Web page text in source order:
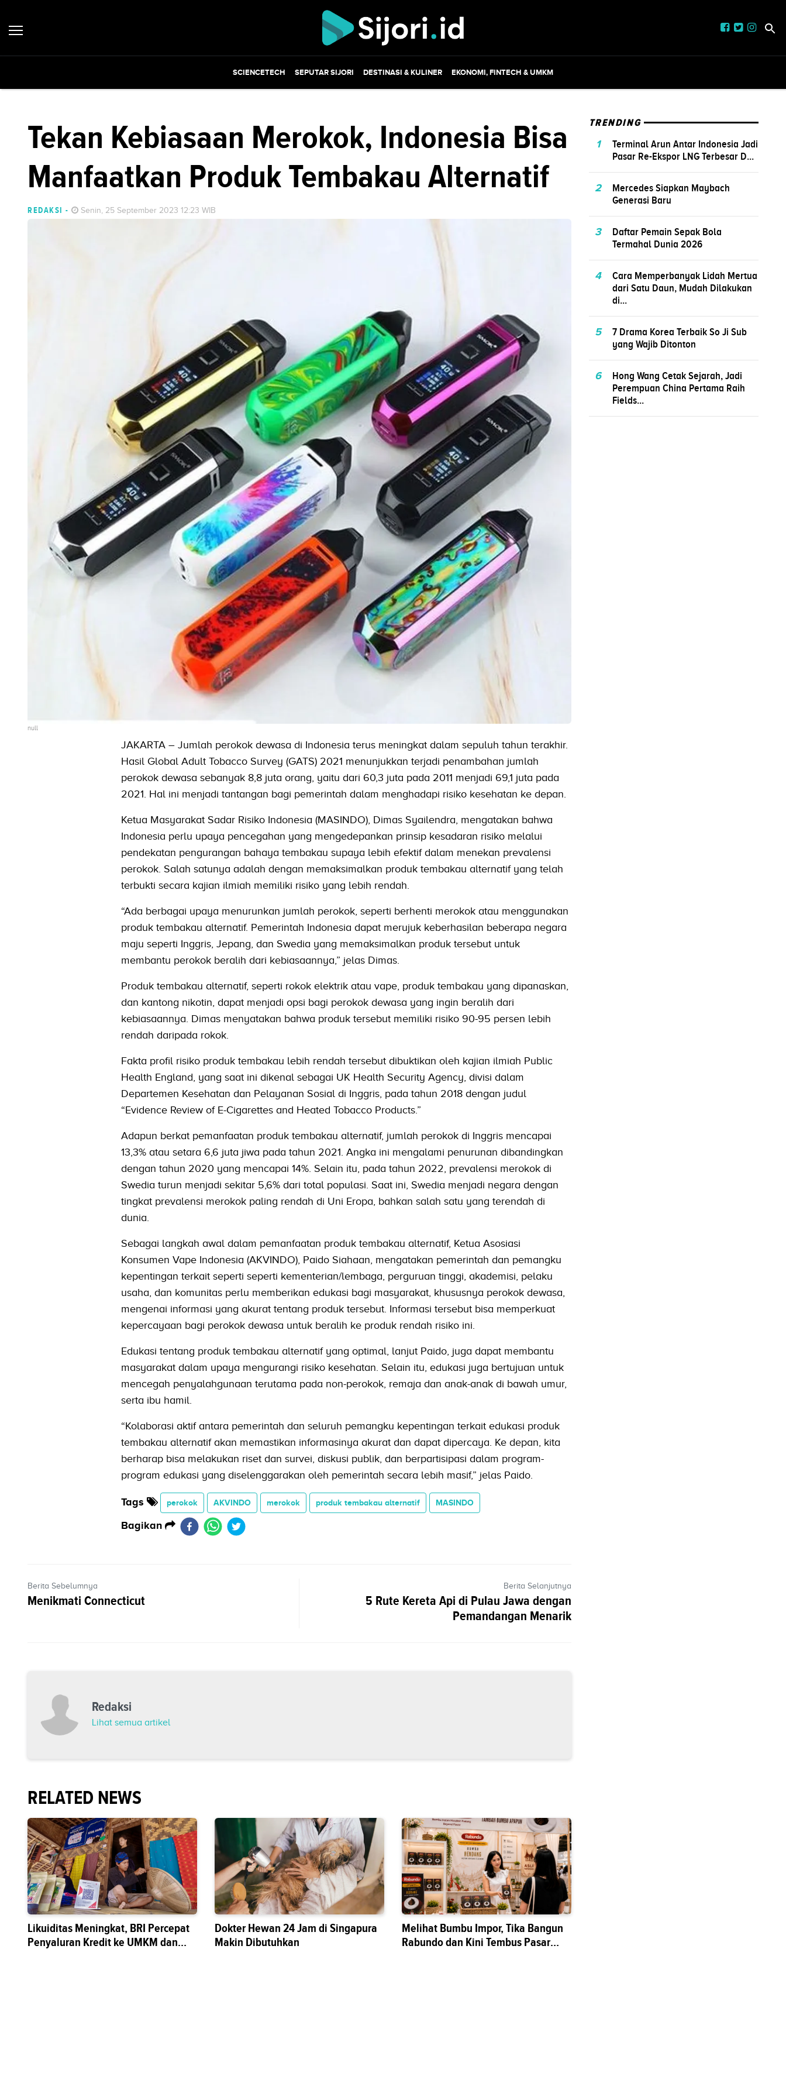
SCIENCETECH SEPUTAR SIJORI DESTINASI & KULINER EKONOMI, FINTECH & UMKM
Tekan Kebiasaan Merokok, Indonesia Bisa
Manfaatkan Produk Tembakau Alternatif
REDAKSI - Senin, 25 September 2023 12:23 WIB
null
JAKARTA – Jumlah perokok dewasa di Indonesia terus meningkat dalam sepuluh tahun terakhir.
Hasil Global Adult Tobacco Survey (GATS) 2021 menunjukkan terjadi penambahan jumlah
perokok dewasa sebanyak 8,8 juta orang, yaitu dari 60,3 juta pada 2011 menjadi 69,1 juta pada
2021. Hal ini menjadi tantangan bagi pemerintah dalam menghadapi risiko kesehatan ke depan.
Ketua Masyarakat Sadar Risiko Indonesia (MASINDO), Dimas Syailendra, mengatakan bahwa
Indonesia perlu upaya pencegahan yang mengedepankan prinsip kesadaran risiko melalui
pendekatan pengurangan bahaya tembakau supaya lebih efektif dalam menekan prevalensi
perokok. Salah satunya adalah dengan memaksimalkan produk tembakau alternatif yang telah
terbukti secara kajian ilmiah memiliki risiko yang lebih rendah.
“Ada berbagai upaya menurunkan jumlah perokok, seperti berhenti merokok atau menggunakan
produk tembakau alternatif. Pemerintah Indonesia dapat merujuk keberhasilan beberapa negara
maju seperti Inggris, Jepang, dan Swedia yang memaksimalkan produk tersebut untuk
membantu perokok beralih dari kebiasaannya,” jelas Dimas.
Produk tembakau alternatif, seperti rokok elektrik atau vape, produk tembakau yang dipanaskan,
dan kantong nikotin, dapat menjadi opsi bagi perokok dewasa yang ingin beralih dari
kebiasaannya. Dimas menyatakan bahwa produk tersebut memiliki risiko 90-95 persen lebih
rendah daripada rokok.
Fakta profil risiko produk tembakau lebih rendah tersebut dibuktikan oleh kajian ilmiah Public
Health England, yang saat ini dikenal sebagai UK Health Security Agency, divisi dalam
Departemen Kesehatan dan Pelayanan Sosial di Inggris, pada tahun 2018 dengan judul
“Evidence Review of E-Cigarettes and Heated Tobacco Products.”
Adapun berkat pemanfaatan produk tembakau alternatif, jumlah perokok di Inggris mencapai
13,3% atau setara 6,6 juta jiwa pada tahun 2021. Angka ini mengalami penurunan dibandingkan
dengan tahun 2020 yang mencapai 14%. Selain itu, pada tahun 2022, prevalensi merokok di
Swedia turun menjadi sekitar 5,6% dari total populasi. Saat ini, Swedia menjadi negara dengan
tingkat prevalensi merokok paling rendah di Uni Eropa, bahkan salah satu yang terendah di
dunia.
Sebagai langkah awal dalam pemanfaatan produk tembakau alternatif, Ketua Asosiasi
Konsumen Vape Indonesia (AKVINDO), Paido Siahaan, mengatakan pemerintah dan pemangku
kepentingan terkait seperti seperti kementerian/lembaga, perguruan tinggi, akademisi, pelaku
usaha, dan komunitas perlu memberikan edukasi bagi masyarakat, khususnya perokok dewasa,
mengenai informasi yang akurat tentang produk tersebut. Informasi tersebut bisa memperkuat
kepercayaan bagi perokok dewasa untuk beralih ke produk rendah risiko ini.
Edukasi tentang produk tembakau alternatif yang optimal, lanjut Paido, juga dapat membantu
masyarakat dalam upaya mengurangi risiko kesehatan. Selain itu, edukasi juga bertujuan untuk
mencegah penyalahgunaan terutama pada non-perokok, remaja dan anak-anak di bawah umur,
serta ibu hamil.
“Kolaborasi aktif antara pemerintah dan seluruh pemangku kepentingan terkait edukasi produk
tembakau alternatif akan memastikan informasinya akurat dan dapat dipercaya. Ke depan, kita
berharap bisa melakukan riset dan survei, diskusi publik, dan berpartisipasi dalam program-
program edukasi yang diselenggarakan oleh pemerintah secara lebih masif,” jelas Paido.
Tags perokok AKVINDO merokok produk tembakau alternatif MASINDO
Bagikan
Berita Sebelumnya
Menikmati Connecticut
Berita Selanjutnya
5 Rute Kereta Api di Pulau Jawa dengan
Pemandangan Menarik
Redaksi
Lihat semua artikel
RELATED NEWS
Likuiditas Meningkat, BRI Percepat
Penyaluran Kredit ke UMKM dan
Dokter Hewan 24 Jam di Singapura
Makin Dibutuhkan
Melihat Bumbu Impor, Tika Bangun
Rabundo dan Kini Tembus Pasar
TRENDING
1
Terminal Arun Antar Indonesia Jadi
Pasar Re-Ekspor LNG Terbesar D...
2
Mercedes Siapkan Maybach
Generasi Baru
3
Daftar Pemain Sepak Bola
Termahal Dunia 2026
4
Cara Memperbanyak Lidah Mertua
dari Satu Daun, Mudah Dilakukan
di...
5
7 Drama Korea Terbaik So Ji Sub
yang Wajib Ditonton
6
Hong Wang Cetak Sejarah, Jadi
Perempuan China Pertama Raih
Fields...